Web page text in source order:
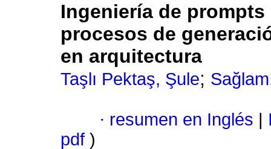
Ingeniería de
procesos de
en arquitectura
Taşlı Pektaş, Şule;
· resumen en Inglés
pdf )